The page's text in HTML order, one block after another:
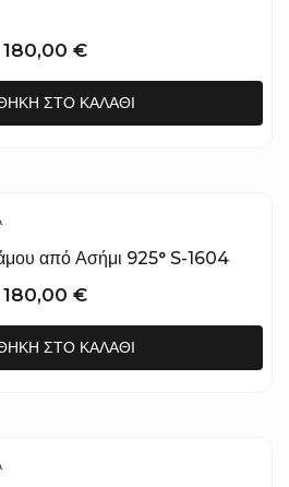
180,00 €
ΣΤΟ ΚΑΛΆΘΙ
από Ασήμι 925° S-1604
180,00 €
ΣΤΟ ΚΑΛΆΘΙ